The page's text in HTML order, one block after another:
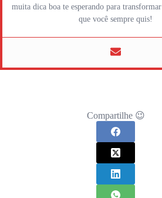
muita dica boa te esperando para
que você sempre quis!
Compartilhe 😉